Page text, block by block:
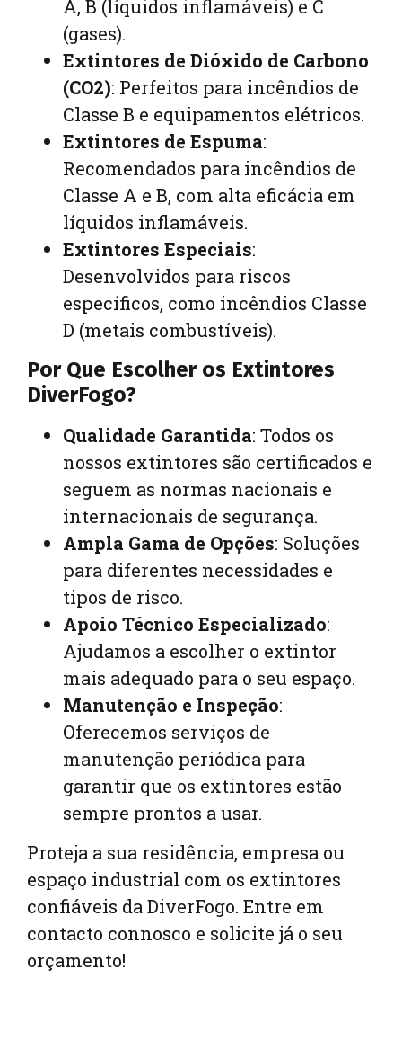
A, B (líquidos inflamáveis) e C
(gases).
Extintores de Dióxido de Carbono
(CO2): Perfeitos para incêndios de
Classe B e equipamentos elétricos.
Extintores de Espuma:
Recomendados para incêndios de
Classe A e B, com alta eficácia em
líquidos inflamáveis.
Extintores Especiais:
Desenvolvidos para riscos
específicos, como incêndios Classe
D (metais combustíveis).
Por Que Escolher os Extintores
DiverFogo?
Qualidade Garantida: Todos os
nossos extintores são certificados e
seguem as normas nacionais e
internacionais de segurança.
Ampla Gama de Opções: Soluções
para diferentes necessidades e
tipos de risco.
Apoio Técnico Especializado:
Ajudamos a escolher o extintor
mais adequado para o seu espaço.
Manutenção e Inspeção:
Oferecemos serviços de
manutenção periódica para
garantir que os extintores estão
sempre prontos a usar.
Proteja a sua residência, empresa ou
espaço industrial com os extintores
confiáveis da DiverFogo. Entre em
contacto connosco e solicite já o seu
orçamento!